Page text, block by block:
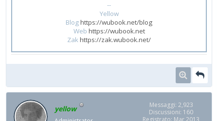
--
Yellow
Bloghttps://wubook.net/blog
Web https://wubook.net
Zakhttps://zak.wubook.net/
yellow
Messaggi: 2,923
Discussioni: 160